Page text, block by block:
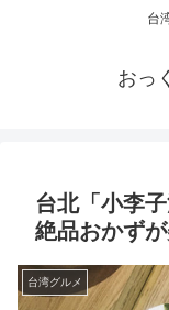
台
おっ
台北「小李
絶品おかず
台湾グルメ